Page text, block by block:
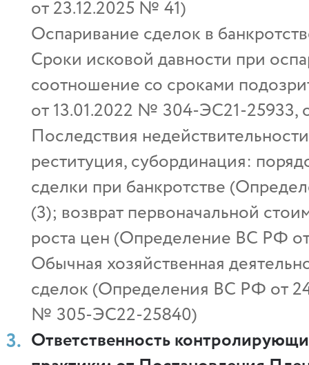
от 23.12.2025 № 41)
Оспаривание сделок в
Сроки исковой давности при
соотношение со сроками
от 13.01.2022 №
Последствия
реституция, субординация:
сделки при банкротстве
(3); возврат первоначальной
роста цен (Определение ВС РФ
Обычная хозяйственная
сделок (Определения ВС РФ от
№ 305‑ЭС22‑25840)
Ответственность